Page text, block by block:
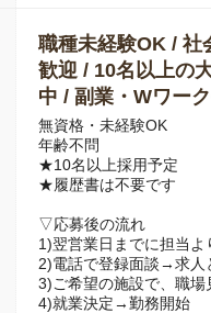
職種未経験OK / 社
歓迎 / 10名以上の
中 / 副業・Wワー
無資格・未経験OK
年齢不問
★10名以上採用予定
★履歴書は不要です
▽応募後の流れ
1)翌営業日までに担当
2)電話で登録面談→求人
3)ご希望の施設で、職場
4)就業決定→勤務開始